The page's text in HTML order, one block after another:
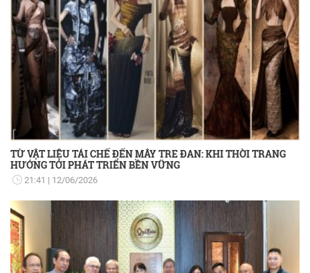
TỪ VẬT LIỆU TÁI CHẾ ĐẾN MÂY TRE ĐAN: KHI THỜI TRANG
HƯỚNG TỚI PHÁT TRIỂN BỀN VỮNG
21:41 12/06/2026